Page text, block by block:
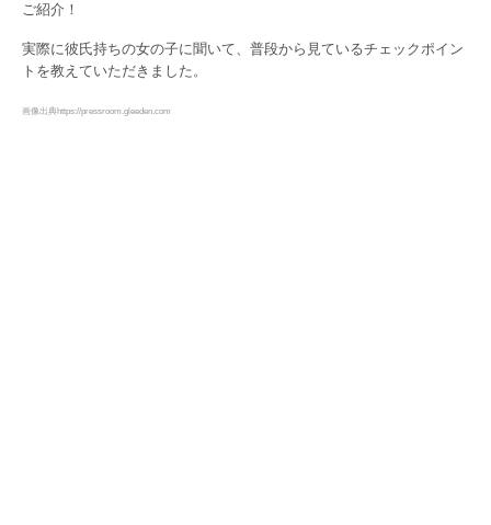
ご紹介！
実際に彼氏持ちの女の子に聞いて、普段から見ているチェックポイン
トを教えていただきました。
画像出典https://pressroom.gleeden.com